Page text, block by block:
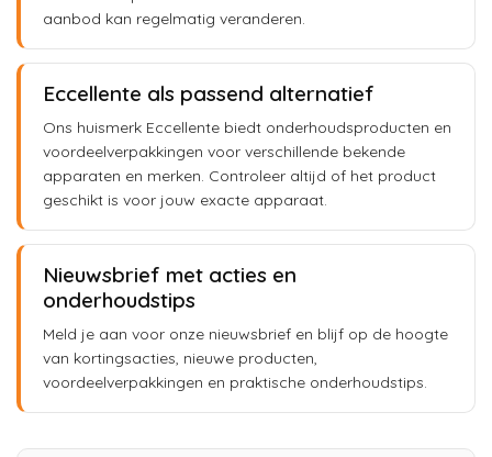
aanbod kan regelmatig veranderen.
Eccellente als passend alternatief
Ons huismerk Eccellente biedt onderhoudsproducten en
voordeelverpakkingen voor verschillende bekende
apparaten en merken. Controleer altijd of het product
geschikt is voor jouw exacte apparaat.
Nieuwsbrief met acties en
onderhoudstips
Meld je aan voor onze nieuwsbrief en blijf op de hoogte
van kortingsacties, nieuwe producten,
voordeelverpakkingen en praktische onderhoudstips.